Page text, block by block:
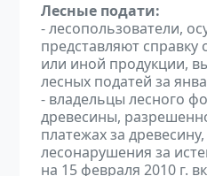
Лесные подати:
- лесопользователи,
представляют
или иной продукции,
лесных податей за
- владельцы лесного
древесины,
платежах за
лесонарушения за
на 15 февраля 2010 г.